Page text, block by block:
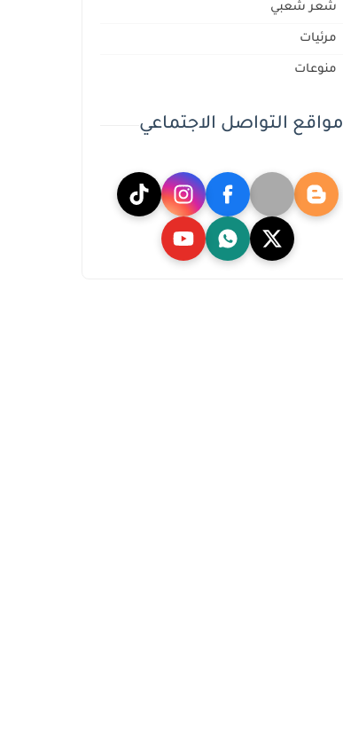
شعر شعبي
مرئيات
منوعات
مواقع التواصل الاجتماعي